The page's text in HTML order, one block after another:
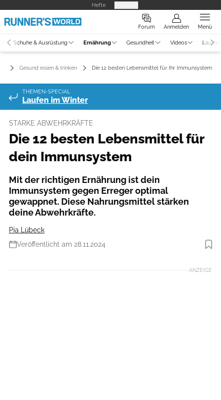
Hefte
Forum Anmelden Menü
Schuhe & Ausrüstung Ernährung Gesundheit Videos
Gesund essen & trinken Die 12 besten Lebensmittel für Ihr Immunsystem
THEMEN-SPECIAL
Laufen im Winter
STARKE ABWEHRKRÄFTE
Die 12 besten Lebensmittel für
dein Immunsystem
Mit der richtigen Ernährung ist dein
Immunsystem gegen Erreger optimal
gewappnet. Diese Nahrungsmittel stärken
deine Abwehrkräfte.
Pia Lübeck
Veröffentlicht am 28.11.2024
Foto: iStockphoto
ANZEIGE